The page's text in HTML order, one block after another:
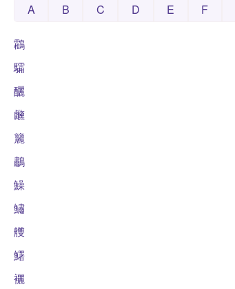
A B C D E F
鸘
驦
釃
虪
籭
鷫
鱢
鱐
艭
鱰
襹